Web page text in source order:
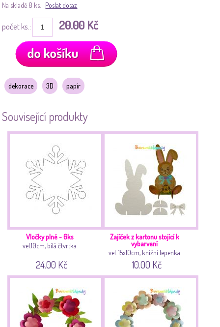
Na skladě 8 ks. Poslat dotaz
počet ks.: 20.00 Kč
dekorace 3D papír
Související produkty
Vločky plné - 6ks
vel.10cm, bílá čtvrtka
24.00 Kč
Zajíček z kartonu stojící k
vybarvení
vel. 15x10cm, knižní lepenka
10.00 Kč